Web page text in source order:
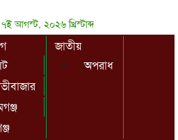
আগস্ট, ২০২৬ খ্রিস্টাব্দ
জাতীয়
অপরাধ